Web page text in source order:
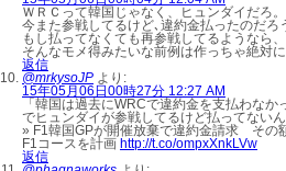
ＷＲＣって韓国じゃなく、ヒュンダイだろ。
今また参戦してるけど､違約金払ったのだろ
もし払ってなくても再参戦してるようなら、
そんなモメ得みたいな前例は作っちゃ絶対に
返信
@mrkysoJP より:
15年05月06日00時27分 12:27 AM
「韓国は過去にWRCで違約金を支払わな
でヒュンダイが参戦してるけど払ってない
» F1韓国GPが開催放棄で違約金請求 そ
F1コースを計画 http://t.co/ompxXnkLVw
返信